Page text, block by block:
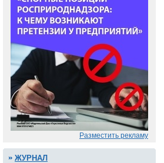
Разместить рекламу
ЖУРНАЛ